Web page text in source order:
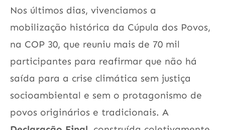
Nos últimos dias, vivenciamos a
mobilização histórica da Cúpula dos Povos,
na COP 30, que reuniu mais de 70 mil
participantes para reafirmar que não há
saída para a crise climática sem justiça
socioambiental e sem o protagonismo de
povos originários e tradicionais. A